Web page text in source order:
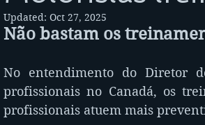
Updated: Oct 27, 2025
Não bastam os
No entendimento do Diretor
profissionais no Canadá, os
profissionais atuem mais